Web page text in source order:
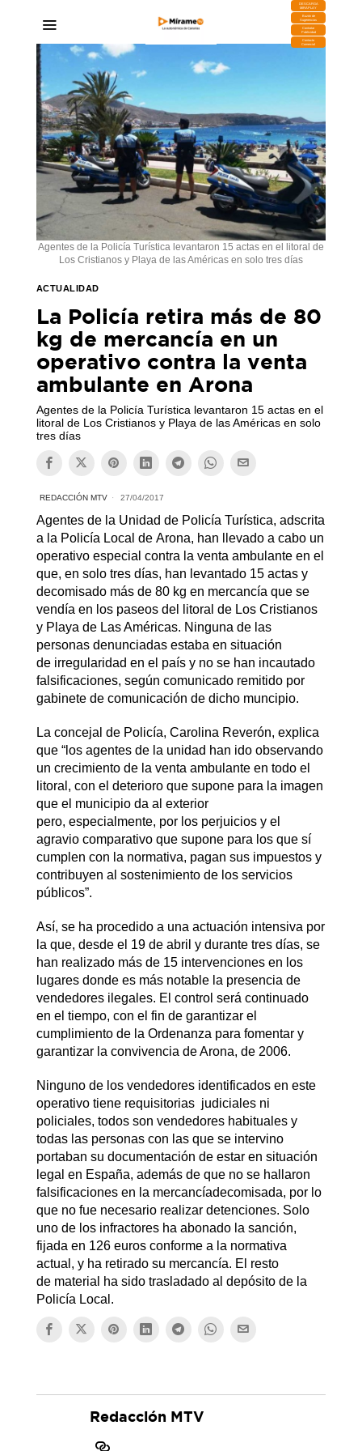
DESCARGA
MIRAPLAY
Buzón de
Sugerencias
Contratar
Publicidad
Contacto
Comercial
Agentes de la Policía Turística levantaron 15 actas en el litoral de
Los Cristianos y Playa de las Américas en solo tres días
ACTUALIDAD
La Policía retira más de 80
kg de mercancía en un
operativo contra la venta
ambulante en Arona
Agentes de la Policía Turística levantaron 15 actas en el
litoral de Los Cristianos y Playa de las Américas en solo
tres días
REDACCIÓN MTV 27/04/2017
Agentes de la Unidad de Policía Turística, adscrita
a la Policía Local de Arona, han llevado a cabo un
operativo especial contra la venta ambulante en el
que, en solo tres días, han levantado 15 actas y
decomisado más de 80 kg en mercancía que se
vendía en los paseos del litoral de Los Cristianos
y Playa de Las Américas. Ninguna de las
personas denunciadas estaba en situación
de irregularidad en el país y no se han incautado
falsificaciones, según comunicado remitido por
gabinete de comunicación de dicho muncipio.
La concejal de Policía, Carolina Reverón, explica
que “los agentes de la unidad han ido observando
un crecimiento de la venta ambulante en todo el
litoral, con el deterioro que supone para la imagen
que el municipio da al exterior
pero, especialmente, por los perjuicios y el
agravio comparativo que supone para los que sí
cumplen con la normativa, pagan sus impuestos y
contribuyen al sostenimiento de los servicios
públicos”.
Así, se ha procedido a una actuación intensiva por
la que, desde el 19 de abril y durante tres días, se
han realizado más de 15 intervenciones en los
lugares donde es más notable la presencia de
vendedores ilegales. El control será continuado
en el tiempo, con el fin de garantizar el
cumplimiento de la Ordenanza para fomentar y
garantizar la convivencia de Arona, de 2006.
Ninguno de los vendedores identificados en este
operativo tiene requisitorias judiciales ni
policiales, todos son vendedores habituales y
todas las personas con las que se intervino
portaban su documentación de estar en situación
legal en España, además de que no se hallaron
falsificaciones en la mercancíadecomisada, por lo
que no fue necesario realizar detenciones. Solo
uno de los infractores ha abonado la sanción,
fijada en 126 euros conforme a la normativa
actual, y ha retirado su mercancía. El resto
de material ha sido trasladado al depósito de la
Policía Local.
Redacción MTV